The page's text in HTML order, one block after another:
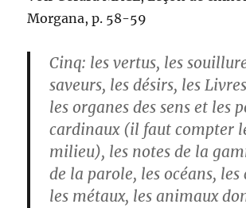
Morgana, p. 58-59
Cinq: les vertus, les
saveurs, les désirs, les
les organes des sens et les
cardinaux (il faut compter
milieu), les notes de la
de la parole, les océans, les
les métaux, les animaux